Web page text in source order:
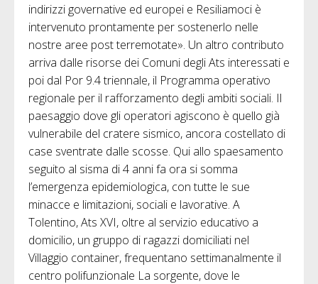
indirizzi governative ed europei e Resiliamoci è
intervenuto prontamente per sostenerlo nelle
nostre aree post terremotate». Un altro contributo
arriva dalle risorse dei Comuni degli Ats interessati e
poi dal Por 9.4 triennale, il Programma operativo
regionale per il rafforzamento degli ambiti sociali. Il
paesaggio dove gli operatori agiscono è quello già
vulnerabile del cratere sismico, ancora costellato di
case sventrate dalle scosse. Qui allo spaesamento
seguito al sisma di 4 anni fa ora si somma
l’emergenza epidemiologica, con tutte le sue
minacce e limitazioni, sociali e lavorative. A
Tolentino, Ats XVI, oltre al servizio educativo a
domicilio, un gruppo di ragazzi domiciliati nel
Villaggio container, frequentano settimanalmente il
centro polifunzionale La sorgente, dove le